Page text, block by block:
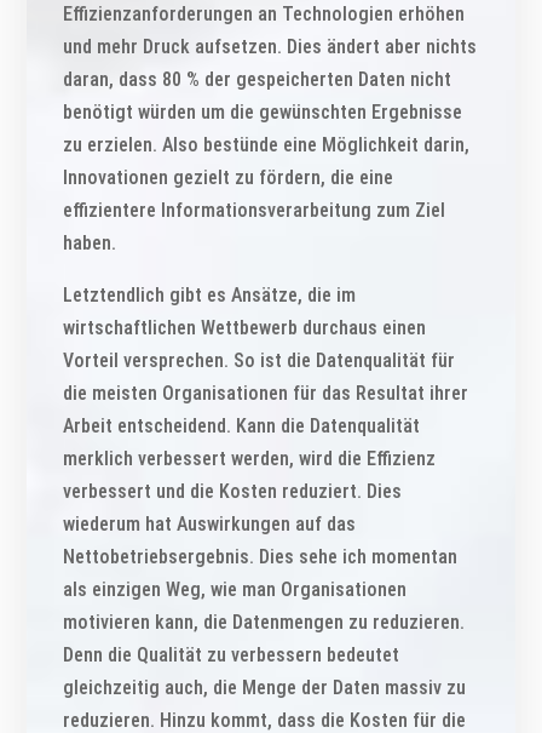
Effizienzanforderungen an Technologien erhöhen
und mehr Druck aufsetzen. Dies ändert aber nichts
daran, dass 80 % der gespeicherten Daten nicht
benötigt würden um die gewünschten Ergebnisse
zu erzielen. Also bestünde eine Möglichkeit darin,
Innovationen gezielt zu fördern, die eine
effizientere Informationsverarbeitung zum Ziel
haben.
Letztendlich gibt es Ansätze, die im
wirtschaftlichen Wettbewerb durchaus einen
Vorteil versprechen. So ist die Datenqualität für
die meisten Organisationen für das Resultat ihrer
Arbeit entscheidend. Kann die Datenqualität
merklich verbessert werden, wird die Effizienz
verbessert und die Kosten reduziert. Dies
wiederum hat Auswirkungen auf das
Nettobetriebsergebnis. Dies sehe ich momentan
als einzigen Weg, wie man Organisationen
motivieren kann, die Datenmengen zu reduzieren.
Denn die Qualität zu verbessern bedeutet
gleichzeitig auch, die Menge der Daten massiv zu
reduzieren. Hinzu kommt, dass die Kosten für die